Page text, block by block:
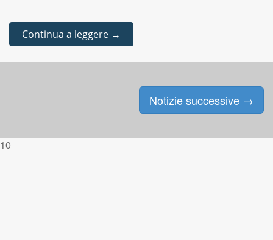
Continua a leggere →
Posts navigationNotizie successive →
10